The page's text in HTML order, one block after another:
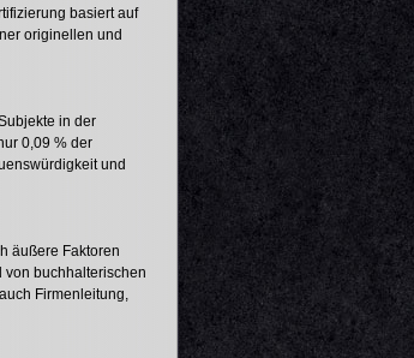
basiert auf
originellen und
in der
0,09 % der
und
äußere Faktoren
von buchhalterischen
Firmenleitung,